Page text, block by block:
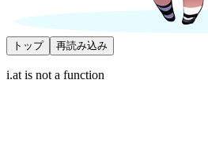
トップ 再読み込み
i.at is not a function